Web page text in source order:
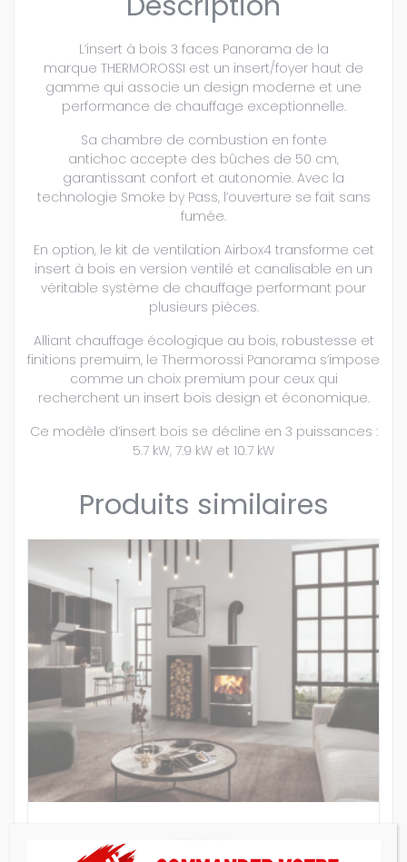
L’insert à bois 3 faces Panorama de la
marque THERMOROSSI est un insert/foyer haut de
gamme qui associe un design moderne et une
performance de chauffage exceptionnelle.
Sa chambre de combustion en fonte
antichoc accepte des bûches de 50 cm,
garantissant confort et autonomie. Avec la
technologie Smoke by Pass, l’ouverture se fait sans
fumée.
En option, le kit de ventilation Airbox4 transforme cet
insert à bois en version ventilé et canalisable en un
véritable système de chauffage performant pour
plusieurs pièces.
Alliant chauffage écologique au bois, robustesse et
finitions premuim, le Thermorossi Panorama s’impose
comme un choix premium pour ceux qui
recherchent un insert bois design et économique.
Ce modèle d’insert bois se décline en 3 puissances :
5.7 kW, 7.9 kW et 10.7 kW
Produits similaires